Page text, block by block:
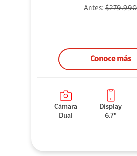
Antes: $279.990
Conoce más
Cámara
Dual
Display
6.7"